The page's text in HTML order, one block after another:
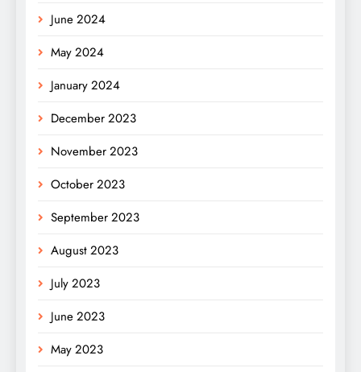
June 2024
May 2024
January 2024
December 2023
November 2023
October 2023
September 2023
August 2023
July 2023
June 2023
May 2023